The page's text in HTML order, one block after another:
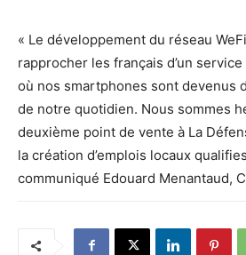
« Le développement du réseau
rapprocher les français d’un
où nos smartphones sont devenus
de notre quotidien. Nous sommes
deuxième point de vente à La
la création d’emplois locaux
communiqué Edouard Menantaud,